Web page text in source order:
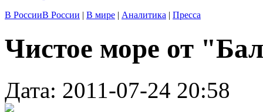
В РоссииВ России | В мире | Аналитика | Пресса
Чистое море от
Дата: 2011-07-24 20:58